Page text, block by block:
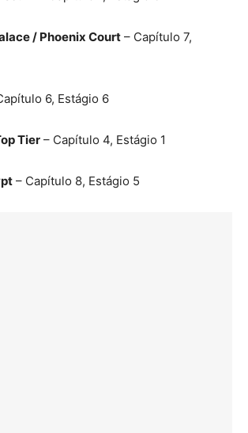
/ Phoenix Court – Capítulo 7,
6, Estágio 6
Tier – Capítulo 4, Estágio 1
– Capítulo 8, Estágio 5